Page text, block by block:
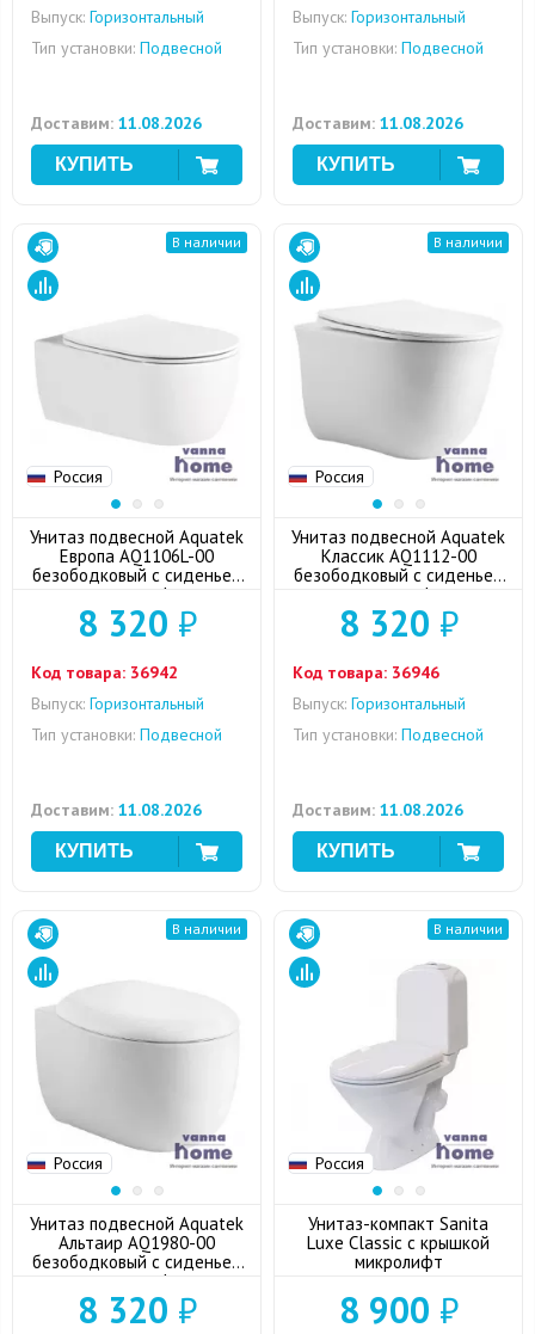
Выпуск: Горизонтальный
Тип установки: Подвесной
Доставим: 11.08.2026
Выпуск: Горизонтальный
Тип установки: Подвесной
Доставим: 11.08.2026
Россия
В наличии
Унитаз подвесной Aquatek
Европа AQ1106L-00
безободковый с сиденьем
микролифт
8 320 ₽
Код товара: 36942
Выпуск: Горизонтальный
Тип установки: Подвесной
Доставим: 11.08.2026
Россия
В наличии
Унитаз подвесной Aquatek
Классик AQ1112-00
безободковый с сиденьем
микролифт
8 320 ₽
Код товара: 36946
Выпуск: Горизонтальный
Тип установки: Подвесной
Доставим: 11.08.2026
Россия
В наличии
Унитаз подвесной Aquatek
Альтаир AQ1980-00
безободковый с сиденьем
микролифт
8 320 ₽
Россия
В наличии
Унитаз-компакт Sanita
Luxe Classic с крышкой
микролифт
8 900 ₽